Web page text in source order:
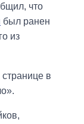
что
был ранен
из
в